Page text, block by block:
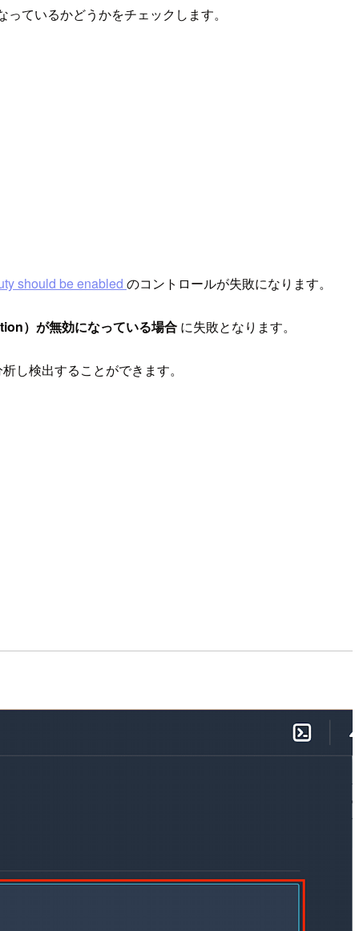
っているかどうかをチェックします。
should be enabled のコントロールが失敗になります。
）が無効になっている場合 に失敗となります。
し検出することができます。